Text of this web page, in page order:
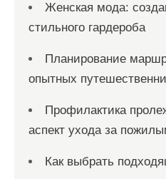
Женская мода:
стильного гардероба
Планирование
опытных
Профилактика
аспект ухода за
Как выбрать